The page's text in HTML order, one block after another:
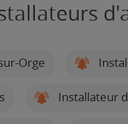
Orge
Installateur